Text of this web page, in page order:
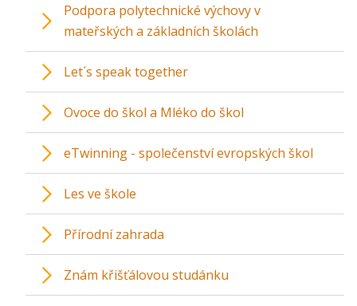
Podpora polytechnické výchovy v
mateřských a základních školách
Let´s speak together
Ovoce do škol a Mléko do škol
eTwinning - společenství evropských škol
Les ve škole
Přírodní zahrada
Znám křišťálovou studánku